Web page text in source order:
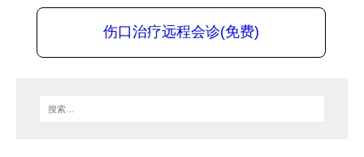
伤口治疗远程会诊(免费)